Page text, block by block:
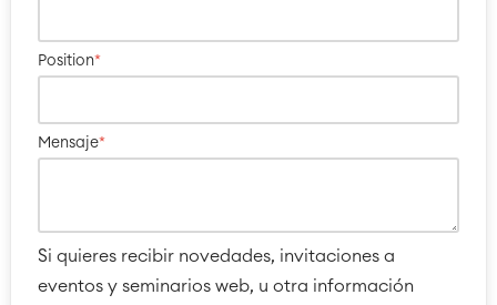
Gestión de requisitos
Gestión de pruebas
Documentación técnica
Project & Work Management
Planificación del tiempo
Procesos empresariales
Position*
Mensaje*
Si quieres recibir novedades, invitaciones a
eventos y seminarios web, u otra información